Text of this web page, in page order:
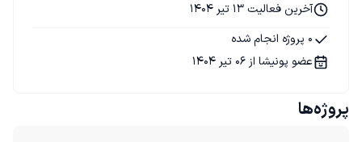
آخرین فعالیت 13 تیر 1404
0 پروژه انجام شده
عضو پونیشا از 06 تیر 1404
پروژه‌ها